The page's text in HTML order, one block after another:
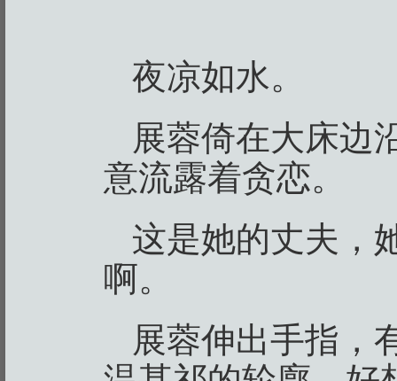
夜凉如水。
展蓉倚在大床边
意流露着贪恋。
这是她的丈夫，
啊。
展蓉伸出手指，